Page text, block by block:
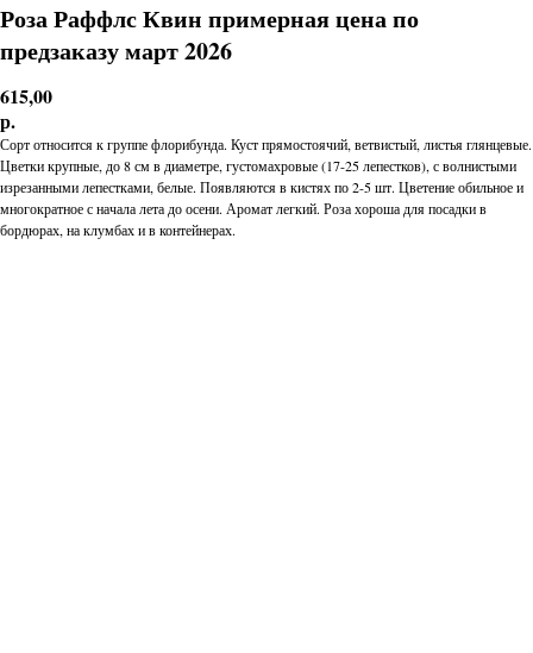
Роза Раффлс Квин примерная цена по
предзаказу март 2026
615,00
р.
Сорт относится к группе флорибунда. Куст прямостоячий, ветвистый, листья глянцевые.
Цветки крупные, до 8 см в диаметре, густомахровые (17-25 лепестков), с волнистыми
изрезанными лепестками, белые. Появляются в кистях по 2-5 шт. Цветение обильное и
многократное с начала лета до осени. Аромат легкий. Роза хороша для посадки в
бордюрах, на клумбах и в контейнерах.